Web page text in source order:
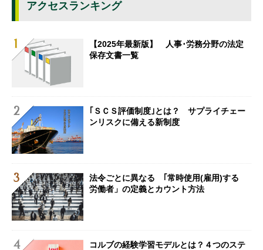
アクセスランキング
【2025年最新版】 人事･労務分野の法定
保存文書一覧
｢ＳＣＳ評価制度｣とは？ サプライチェー
ンリスクに備える新制度
法令ごとに異なる ｢常時使用(雇用)する
労働者」の定義とカウント方法
コルブの経験学習モデルとは？４つのステ